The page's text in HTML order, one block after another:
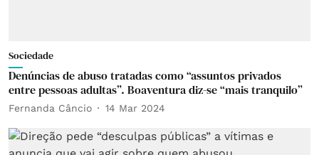
Sociedade
Denúncias de abuso tratadas como “assuntos privados
entre pessoas adultas”. Boaventura diz-se “mais tranquilo”
Fernanda Câncio 14 Mar 2024